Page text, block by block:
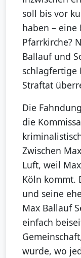
soll bis vor
haben – eine
Pfarrkirche?
Ballauf und
schlagfertige
Straftat
Die
die
Zwischen
Luft, weil
Köln kommt.
und seine
Max Ballauf
einfach
wurde, wo